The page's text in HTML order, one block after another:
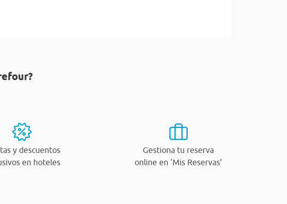
y descuentos
en hoteles
Gestiona tu reserva
online en ‘Mis Reservas’